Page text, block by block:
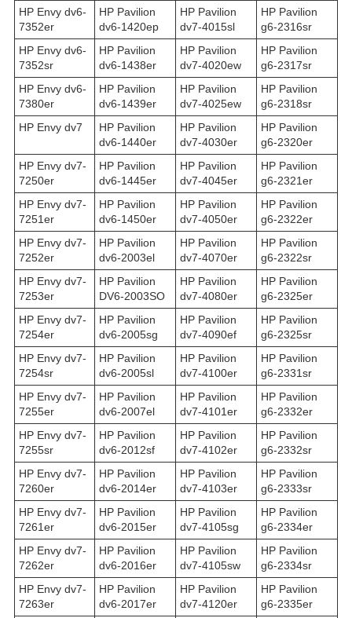
HP Envy dv6-
7352er
HP Pavilion
dv6-1420ep
HP Pavilion
dv7-4015sl
HP Pavilion
g6-2316sr
HP Envy dv6-
7352sr
HP Pavilion
dv6-1438er
HP Pavilion
dv7-4020ew
HP Pavilion
g6-2317sr
HP Envy dv6-
7380er
HP Pavilion
dv6-1439er
HP Pavilion
dv7-4025ew
HP Pavilion
g6-2318sr
HP Envy dv7
HP Pavilion
dv6-1440er
HP Pavilion
dv7-4030er
HP Pavilion
g6-2320er
HP Envy dv7-
7250er
HP Pavilion
dv6-1445er
HP Pavilion
dv7-4045er
HP Pavilion
g6-2321er
HP Envy dv7-
7251er
HP Pavilion
dv6-1450er
HP Pavilion
dv7-4050er
HP Pavilion
g6-2322er
HP Envy dv7-
7252er
HP Pavilion
dv6-2003el
HP Pavilion
dv7-4070er
HP Pavilion
g6-2322sr
HP Envy dv7-
7253er
HP Pavilion
DV6-2003SO
HP Pavilion
dv7-4080er
HP Pavilion
g6-2325er
HP Envy dv7-
7254er
HP Pavilion
dv6-2005sg
HP Pavilion
dv7-4090ef
HP Pavilion
g6-2325sr
HP Envy dv7-
7254sr
HP Pavilion
dv6-2005sl
HP Pavilion
dv7-4100er
HP Pavilion
g6-2331sr
HP Envy dv7-
7255er
HP Pavilion
dv6-2007el
HP Pavilion
dv7-4101er
HP Pavilion
g6-2332er
HP Envy dv7-
7255sr
HP Pavilion
dv6-2012sf
HP Pavilion
dv7-4102er
HP Pavilion
g6-2332sr
HP Envy dv7-
7260er
HP Pavilion
dv6-2014er
HP Pavilion
dv7-4103er
HP Pavilion
g6-2333sr
HP Envy dv7-
7261er
HP Pavilion
dv6-2015er
HP Pavilion
dv7-4105sg
HP Pavilion
g6-2334er
HP Envy dv7-
7262er
HP Pavilion
dv6-2016er
HP Pavilion
dv7-4105sw
HP Pavilion
g6-2334sr
HP Envy dv7-
7263er
HP Pavilion
dv6-2017er
HP Pavilion
dv7-4120er
HP Pavilion
g6-2335er